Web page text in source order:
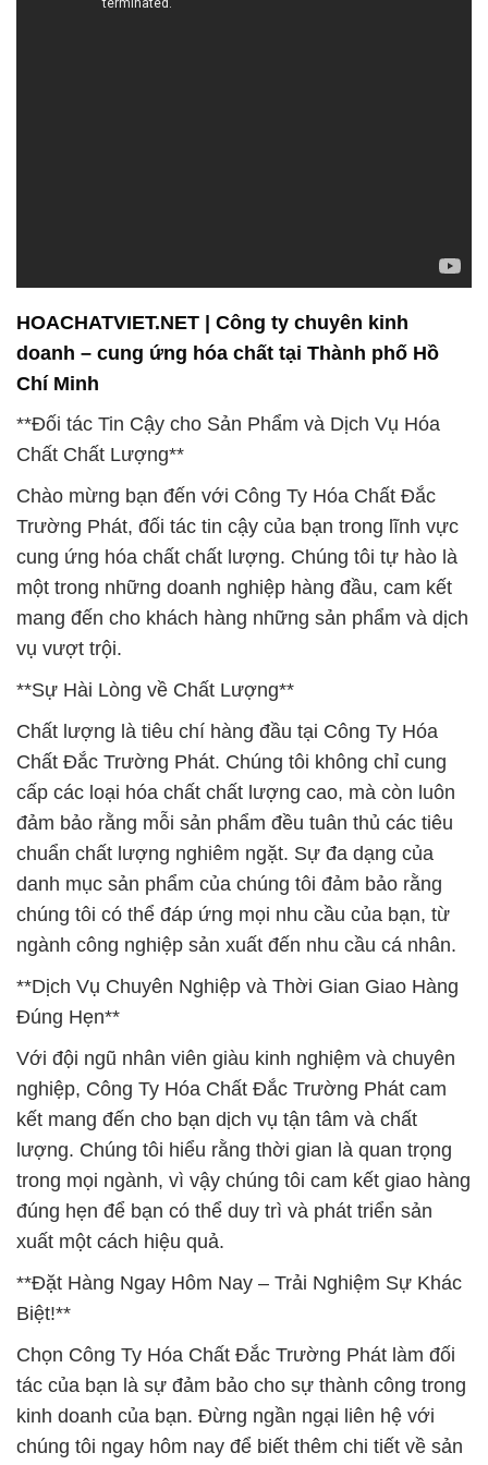
HOACHATVIET.NET | Công ty chuyên kinh
doanh – cung ứng hóa chất tại Thành phố Hồ
Chí Minh
**Đối tác Tin Cậy cho Sản Phẩm và Dịch Vụ Hóa
Chất Chất Lượng**
Chào mừng bạn đến với Công Ty Hóa Chất Đắc
Trường Phát, đối tác tin cậy của bạn trong lĩnh vực
cung ứng hóa chất chất lượng. Chúng tôi tự hào là
một trong những doanh nghiệp hàng đầu, cam kết
mang đến cho khách hàng những sản phẩm và dịch
vụ vượt trội.
**Sự Hài Lòng về Chất Lượng**
Chất lượng là tiêu chí hàng đầu tại Công Ty Hóa
Chất Đắc Trường Phát. Chúng tôi không chỉ cung
cấp các loại hóa chất chất lượng cao, mà còn luôn
đảm bảo rằng mỗi sản phẩm đều tuân thủ các tiêu
chuẩn chất lượng nghiêm ngặt. Sự đa dạng của
danh mục sản phẩm của chúng tôi đảm bảo rằng
chúng tôi có thể đáp ứng mọi nhu cầu của bạn, từ
ngành công nghiệp sản xuất đến nhu cầu cá nhân.
**Dịch Vụ Chuyên Nghiệp và Thời Gian Giao Hàng
Đúng Hẹn**
Với đội ngũ nhân viên giàu kinh nghiệm và chuyên
nghiệp, Công Ty Hóa Chất Đắc Trường Phát cam
kết mang đến cho bạn dịch vụ tận tâm và chất
lượng. Chúng tôi hiểu rằng thời gian là quan trọng
trong mọi ngành, vì vậy chúng tôi cam kết giao hàng
đúng hẹn để bạn có thể duy trì và phát triển sản
xuất một cách hiệu quả.
**Đặt Hàng Ngay Hôm Nay – Trải Nghiệm Sự Khác
Biệt!**
Chọn Công Ty Hóa Chất Đắc Trường Phát làm đối
tác của bạn là sự đảm bảo cho sự thành công trong
kinh doanh của bạn. Đừng ngần ngại liên hệ với
chúng tôi ngay hôm nay để biết thêm chi tiết về sản